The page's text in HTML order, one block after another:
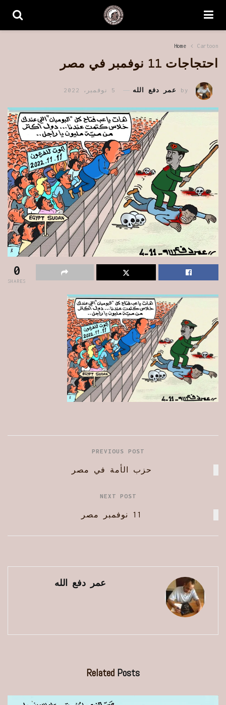
Home Cartoon
احتجاجات 11 نوفمبر في مصر
by عمر دفع الله 5 نوفمبر، 2022
0
SHARES
PREVIOUS POST
حزب الأمة في مصر
NEXT POST
11 نوفمبر مصر
عمر دفع الله
Related Posts